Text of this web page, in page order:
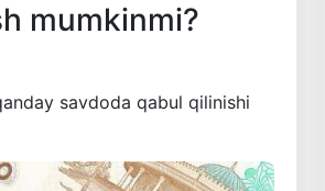
mumkinmi?
savdoda qabul qilinishi